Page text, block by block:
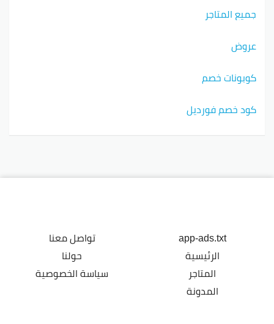
جميع المتاجر
عروض
كوبونات خصم
كود خصم فورديل
app-ads.txt
الرئيسية
المتاجر
المدونة
تواصل معنا
حولنا
سياسة الخصوصية